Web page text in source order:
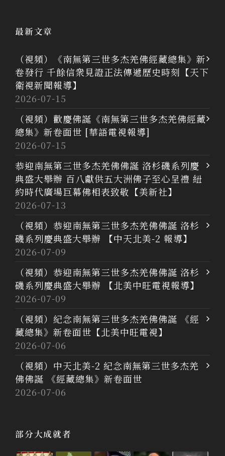
最新文章
（視頻）《南無第三世多杰羌佛經藏總集》新
卷發行 千餘信衆見證正法傳遞歷史時刻【天下
衛視新聞報導】
2026-07-15
（視頻）歡慶佛誕《南無第三世多杰羌佛經藏
總集》新卷面世 [華語電視報導]
2026-07-15
恭迎南無第三世多杰羌佛佛誕 洛杉磯系列慶
典盛大舉辦 百八獻供五大洲佛子至心呈禮 紐
約時代廣場巨幕佛相表致敬【美新社】
2026-07-13
（視頻）恭迎南無第三世多杰羌佛佛誕 洛杉
磯系列慶典盛大舉辦 【中天北美-2 報導】
2026-07-09
（視頻）恭迎南無第三世多杰羌佛佛誕 洛杉
磯系列慶典盛大舉辦 【北美中旺電視報導】
2026-07-09
（視頻）紀念南無第三世多杰羌佛佛誕 《經
藏總集》新卷面世【北美中旺電視】
2026-07-06
（視頻）中天北美-2 紀念南無第三世多杰羌
佛佛誕 《經藏總集》新卷面世
2026-07-06
部分大成就者